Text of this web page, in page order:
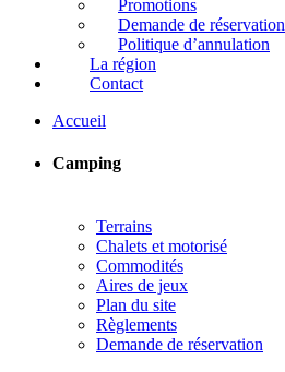
Promotions
Demande de réservation
Politique d’annulation
La région
Contact
Accueil
Camping
Terrains
Chalets et motorisé
Commodités
Aires de jeux
Plan du site
Règlements
Demande de réservation